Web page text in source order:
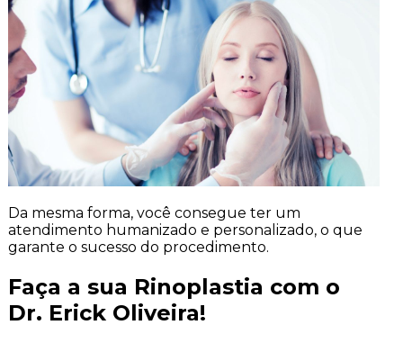
Da mesma forma, você consegue ter um
atendimento humanizado e personalizado, o que
garante o sucesso do procedimento.
Faça a sua Rinoplastia com o
Dr. Erick Oliveira!